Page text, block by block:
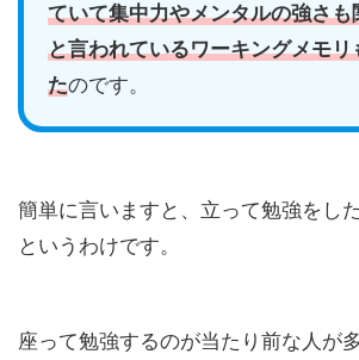
ていて集中力やメンタルの強さも
と言われているワーキングメモリ
たのです。
簡単に言いますと、 立って勉強をし
というわけです。
座って勉強するのが当たり前な人が